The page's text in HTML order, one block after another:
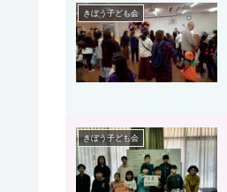
きぼう子ども会
きぼう子ども会